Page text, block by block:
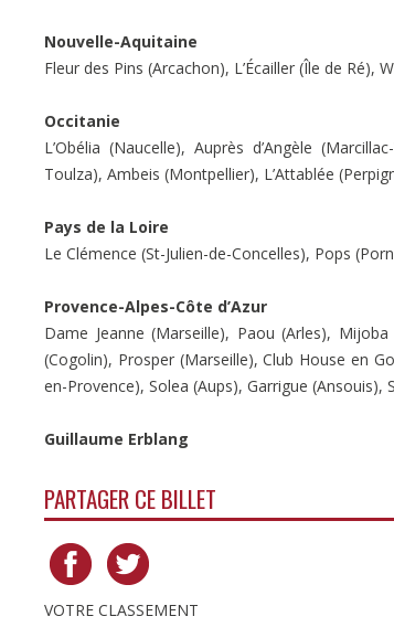
Nouvelle-Aquitaine
Fleur des Pins (Arcachon), L’Écailler (Île de Ré),
Occitanie
L’Obélia (Naucelle), Auprès d’Angèle
Toulza), Ambeis (Montpellier), L’Attablée
Pays de la Loire
Le Clémence (St-Julien-de-Concelles), Pops
Provence-Alpes-Côte d’Azur
Dame Jeanne (Marseille), Paou (Arles),
(Cogolin), Prosper (Marseille), Club House en
en-Provence), Solea (Aups), Garrigue
Guillaume Erblang
PARTAGER CE BILLET
VOTRE CLASSEMENT